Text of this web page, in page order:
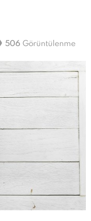
506 Görüntülenme